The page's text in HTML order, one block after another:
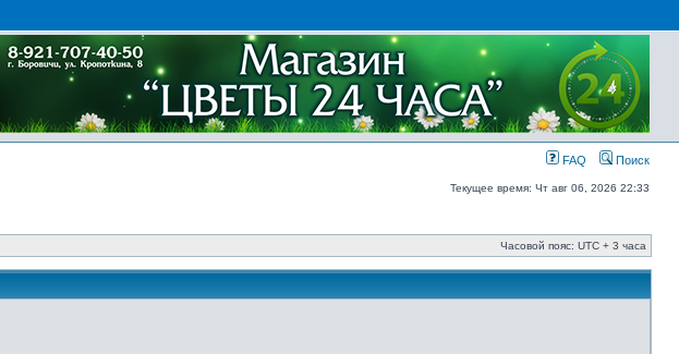
FAQ Поиск
Текущее время: Чт авг 06, 2026 22:33
Часовой пояс: UTC + 3 часа